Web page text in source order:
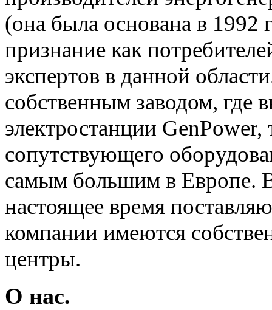
(она была основана в 1992
признание как
экспертов в данной
собственным заводом, где
электростанции
сопутствующего
самым большим в Европе.
настоящее время
компании имеются
центры.
О нас.